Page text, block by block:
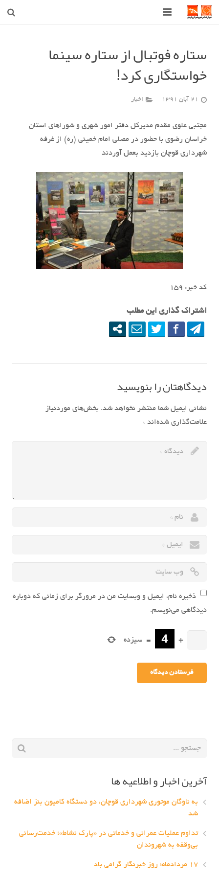
شهرداری
شورای اسلامی شهر قوچان
اخبار روز
قوچان
ستاره فوتبال از ستاره سینما
خواستگاری کرد!
21 آبان 1391 اخبار
مجتبی علوی مقدم مدیرکل دفتر امور شهری و شوراهای استان
خراسان رضوی با حضور در مصلی امام خمینی (ره) از غرفه
شهرداری قوچان بازدید بعمل آوردند
کد خبر: ١۵٩
اشتراک گذاری این مطلب
دیدگاهتان را بنویسید
نشانی ایمیل شما منتشر نخواهد شد. بخش‌های موردنیاز
علامت‌گذاری شده‌اند *
ذخیره نام، ایمیل و وبسایت من در مرورگر برای زمانی که دوباره
دیدگاهی می‌نویسم.
+
= سیزده
آخرین اخبار و اطلاعیه ها
به ناوگان موتوری شهرداری قوچان، دو دستگاه کامیون بنز اضافه
شد
تداوم عملیات عمرانی و خدماتی در «پارک نشاط»؛ خدمت‌رسانی
بی‌وقفه به شهروندان
۱۷ مردادماه؛ روز خبرنگار گرامی باد